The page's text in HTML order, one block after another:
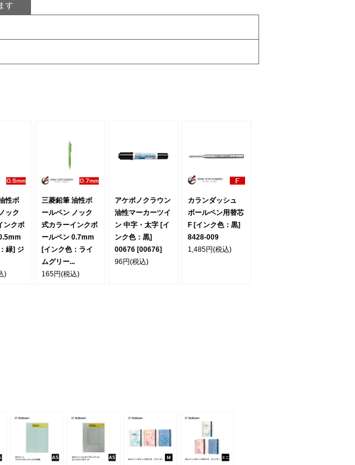
す
性ボ
ック
ンクボ
緑] ジ
)
三菱鉛筆 油性ボ
ールペン ノック
式カラーインクボ
ールペン 0.7mm
[インク色：ライ
ムグリー...
165円(税込)
アケボノクラウン
油性マーカーツイ
ン 中字・太字 [イ
ンク色：黒]
00676 [00676]
96円(税込)
カランダッシュ
ボールペン用替芯
F [インク色：黒]
8428-009
1,485円(税込)